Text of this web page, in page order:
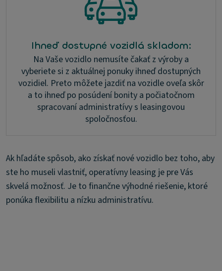
Ihneď dostupné vozidlá skladom:
Na Vaše vozidlo nemusíte čakať z výroby a
vyberiete si z aktuálnej ponuky ihneď dostupných
vozidiel. Preto môžete jazdiť na vozidle oveľa skôr
a to ihneď po posúdení bonity a počiatočnom
spracovaní administratívy s leasingovou
spoločnosťou.
Ak hľadáte spôsob, ako získať nové vozidlo bez toho, aby
ste ho museli vlastniť, operatívny leasing je pre Vás
skvelá možnosť. Je to finančne výhodné riešenie, ktoré
ponúka flexibilitu a nízku administratívu.